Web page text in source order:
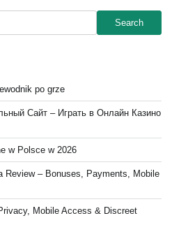
Search
po grze
Сайт – Играть в Онлайн Казино
w Polsce w 2026
Review – Bonuses, Payments, Mobile
Mobile Access & Discreet